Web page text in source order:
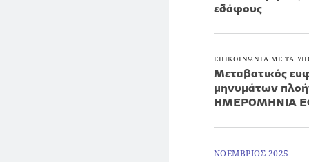
εδάφους
ΕΠΙΚΟΙΝΩΝΙΑ ΜΕ ΤΑ
Μεταβατικός
μηνυμάτων
ΗΜΕΡΟΜΗΝΙΑ
ΝΟΕΜΒΡΙΟΣ 2025